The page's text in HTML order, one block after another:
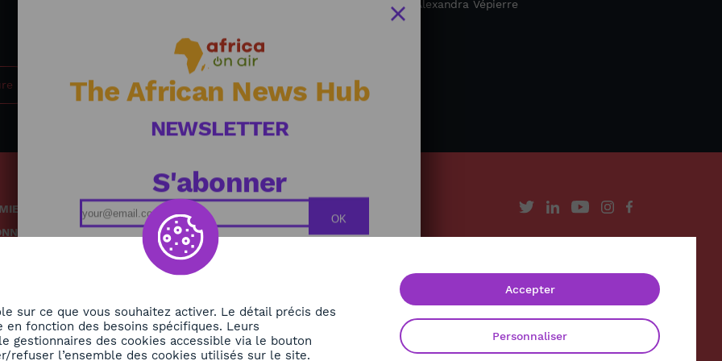
Journaliste : Alexandra Vépierre
Podcasts
Replays
Grille des émissions
Politique de confidentialité
The African News Hub
NEWSLETTER
S'abonner
OK
sur ce que vous souhaitez activer. Le détail précis des
fonction des besoins spécifiques. Leurs
gestionnaires des cookies accessible via le bouton
refuser l’ensemble des cookies utilisés sur le site.
Personnaliser
Accepter